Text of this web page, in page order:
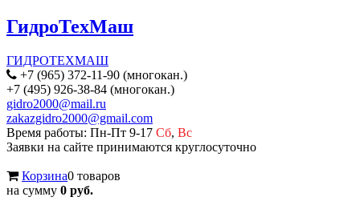
ГидроТехМаш
ГИДРОТЕХМАШ
+7 (965) 372-11-90 (многокан.)
+7 (495) 926-38-84 (многокан.)
gidro2000@mail.ru
zakazgidro2000@gmail.com
Время работы: Пн-Пт 9-17 Сб, Вс
Заявки на сайте принимаются круглосуточно
Корзина0 товаров
на сумму 0 руб.